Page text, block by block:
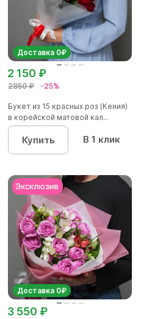
Доставка 0₽
2850 ₽ -25%
2 150 ₽
Букет из 15 красных роз (Кения)
в корейской матовой кал...
Купить В 1 клик
Доставка 0₽
3 550 ₽